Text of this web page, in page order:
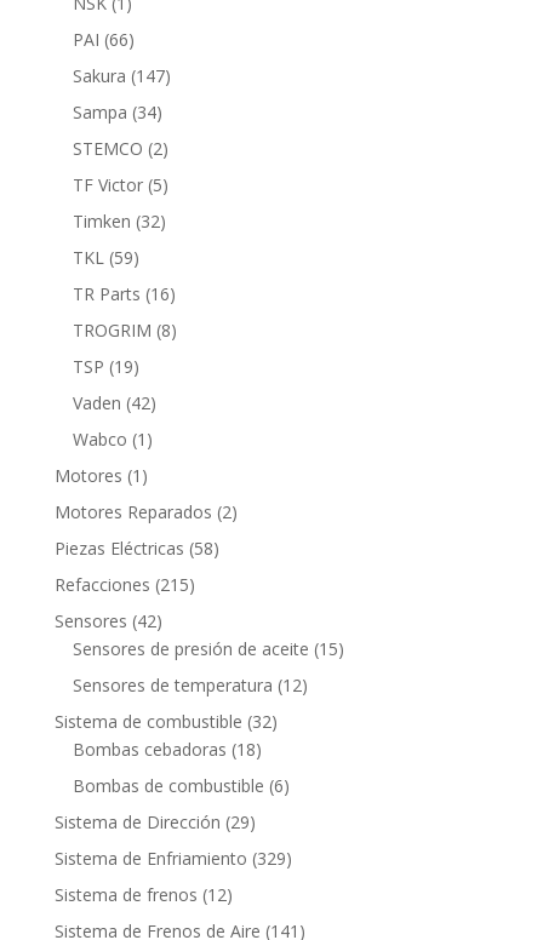
producto
PAI 6666
productos
Sakura 147147
Sampa 3434
productos
STEMCO 22
productos
TF Victor 55
productos
Timken 3232
TKL 5959
productos
TR Parts 1616
productos
TROGRIM 88
TSP 1919
productos
Vaden 4242
productos
Wabco 1 1
producto
Motores 1 1
producto
Motores Reparados 22
Piezas Eléctricas 5858
Refacciones 215215
Sensores 4242
productos
Sensores de presión de aceite 1515
Sensores de temperatura 1212
Sistema de combustible 3232
Bombas cebadoras 1818
productos
Bombas de combustible 66
Sistema de Dirección 2929
productos
Sistema de Enfriamiento 329329
Sistema de frenos 1212
productos
Sistema de Frenos de Aire 141 141